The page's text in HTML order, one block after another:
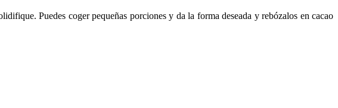
Puedes coger pequeñas porciones y da la forma deseada y rebózalos en cacao